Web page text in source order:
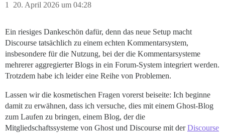
20. April 2026 um 04:28
1
Ein riesiges Dankeschön dafür, denn das neue Setup macht
Discourse tatsächlich zu einem echten Kommentarsystem,
insbesondere für die Nutzung, bei der die Kommentarsysteme
mehrerer aggregierter Blogs in ein Forum-System integriert werden.
Trotzdem habe ich leider eine Reihe von Problemen.
Lassen wir die kosmetischen Fragen vorerst beiseite: Ich beginne
damit zu erwähnen, dass ich versuche, dies mit einem Ghost-Blog
zum Laufen zu bringen, einem Blog, der die
Mitgliedschaftssysteme von Ghost und Discourse mit derDiscourse